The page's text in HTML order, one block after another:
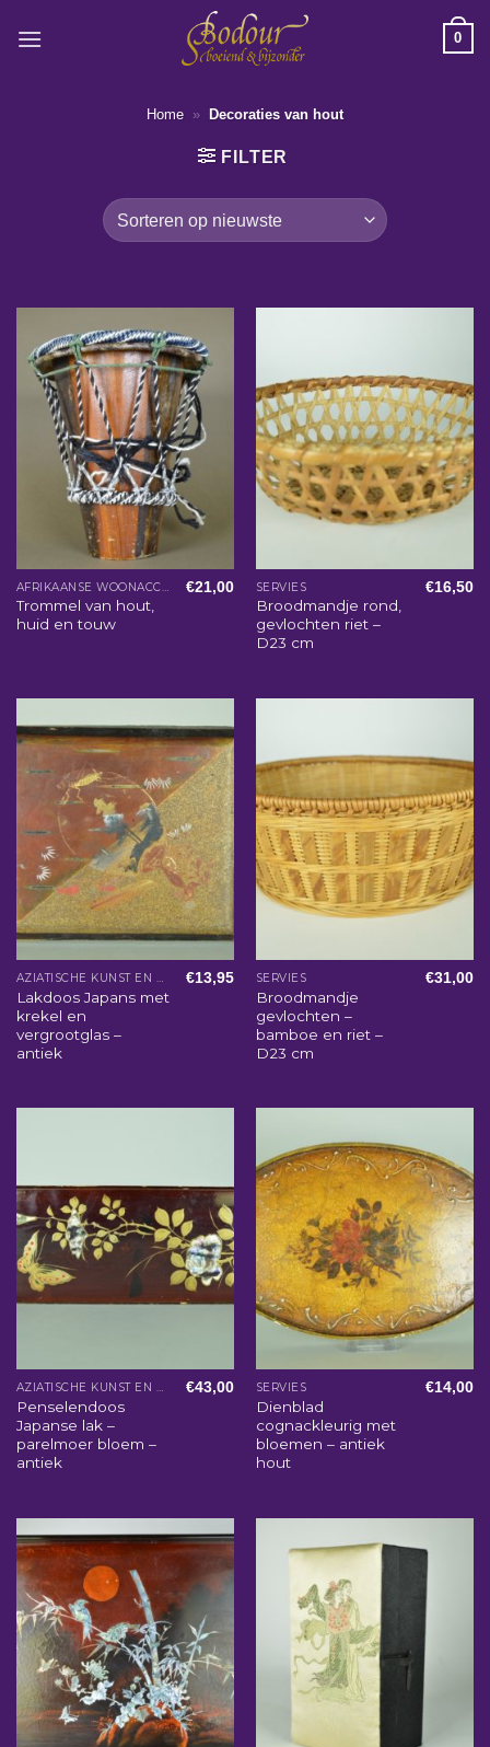
naar
0
Home » Decoraties van hout
FILTER
Trommel van hout,
huid en touw
€21,00 SERVIES
Broodmandje rond,
gevlochten riet –
D23 cm
€16,50
AZIATISCHE KUNST EN WOONACCESSOIRES
Lakdoos Japans met
krekel en
vergrootglas –
antiek
€13,95 SERVIES
Broodmandje
gevlochten –
bamboe en riet –
D23 cm
€31,00
AZIATISCHE KUNST EN WOONACCESSOIRES
Penselendoos
Japanse lak –
parelmoer bloem –
antiek
€43,00 SERVIES
Dienblad
cognackleurig met
bloemen – antiek
hout
€14,00